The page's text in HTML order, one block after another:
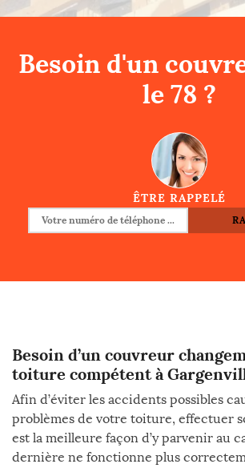
Besoin d'un
le 78 ?
ÊTRE RAPPELÉ
Besoin d’un couvreur
toiture compétent à
Afin d’éviter les accidents possibles
problèmes de votre toiture, effectuer
est la meilleure façon d’y parvenir au
dernière ne fonctionne plus